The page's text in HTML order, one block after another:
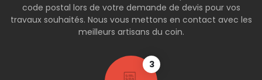
code postal lors de votre demande de devis pour vos
travaux souhaités. Nous vous mettons en contact avec les
meilleurs artisans du coin.
3